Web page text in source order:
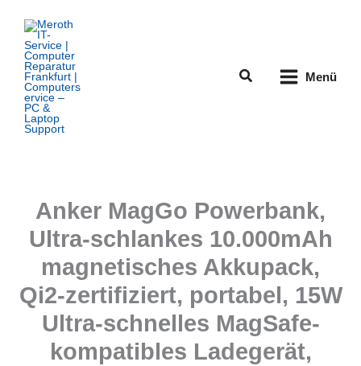
Inhalt
springen
Suchen Menü
Anker MagGo Powerbank,
Ultra-schlankes 10.000mAh
magnetisches Akkupack,
Qi2-zertifiziert, portabel, 15W
Ultra-schnelles MagSafe-
kompatibles Ladegerät,